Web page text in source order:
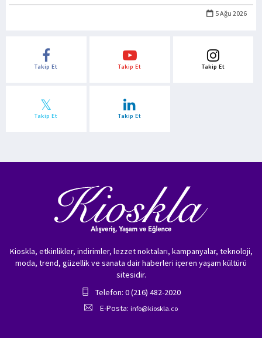
5 Ağu 2026
Takip Et Takip Et Takip Et
Takip Et Takip Et
Kioskla, etkinlikler, indirimler, lezzet noktaları, kampanyalar, teknoloji,
moda, trend, güzellik ve sanata dair haberleri içeren yaşam kültürü
sitesidir.
Telefon: 0 (216) 482-2020
E-Posta: info@kioskla.co